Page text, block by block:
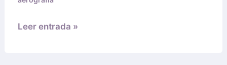
Leer entrada »